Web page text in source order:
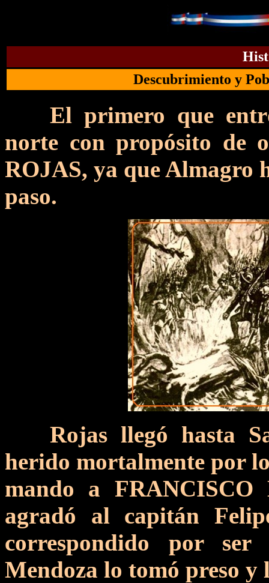
Descubrimiento y
El primero que
norte con propósito de
ROJAS, ya que Almagro
paso.
Rojas llegó hasta
herido mortalmente por
mando a
agradó al capitán
correspondido por
Mendoza lo tomó preso y